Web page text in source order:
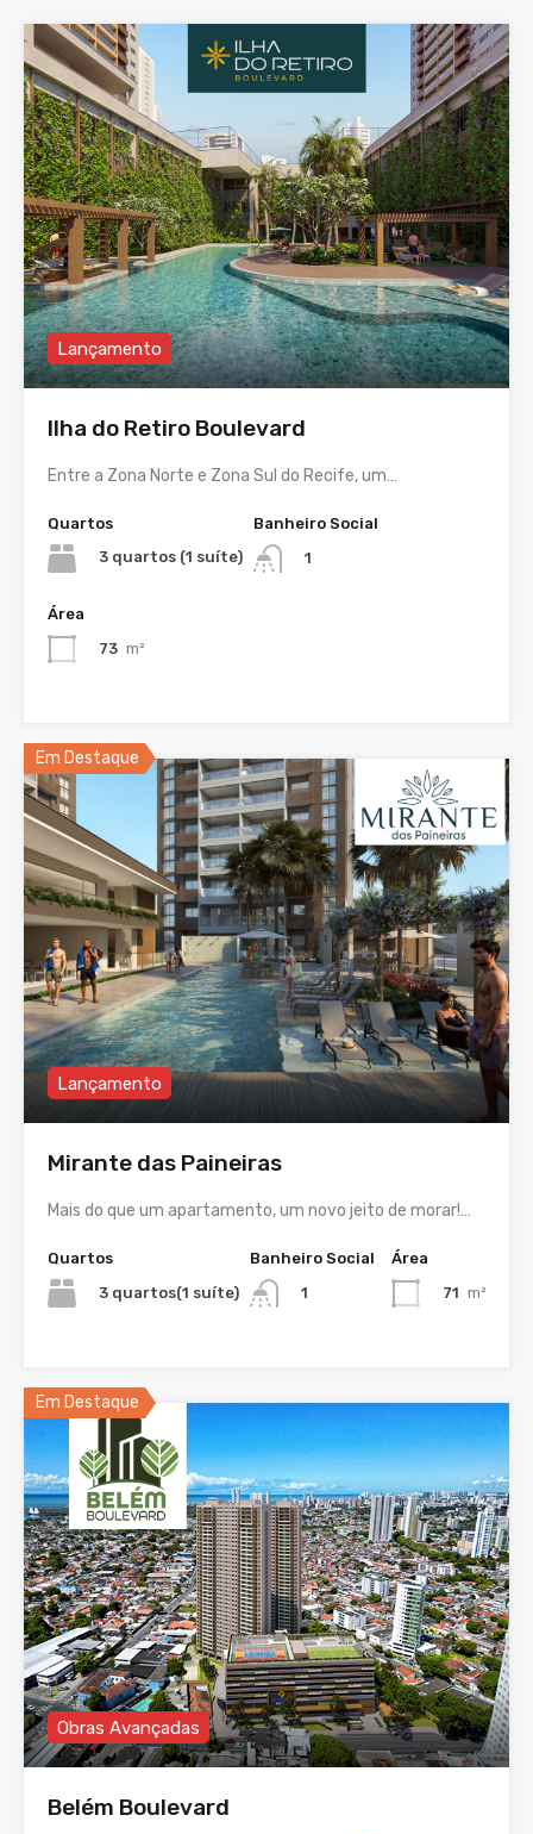
Lançamento
Ilha do Retiro Boulevard
Entre a Zona Norte e Zona Sul do Recife, um…
Quartos
3 quartos (1 suíte)
Banheiro Social
1
Área
73 m²
Em Destaque
Lançamento
Mirante das Paineiras
Mais do que um apartamento, um novo jeito de morar!…
Quartos
3 quartos(1 suíte)
Banheiro Social
1
Área
71 m²
Em Destaque
Obras Avançadas
Belém Boulevard